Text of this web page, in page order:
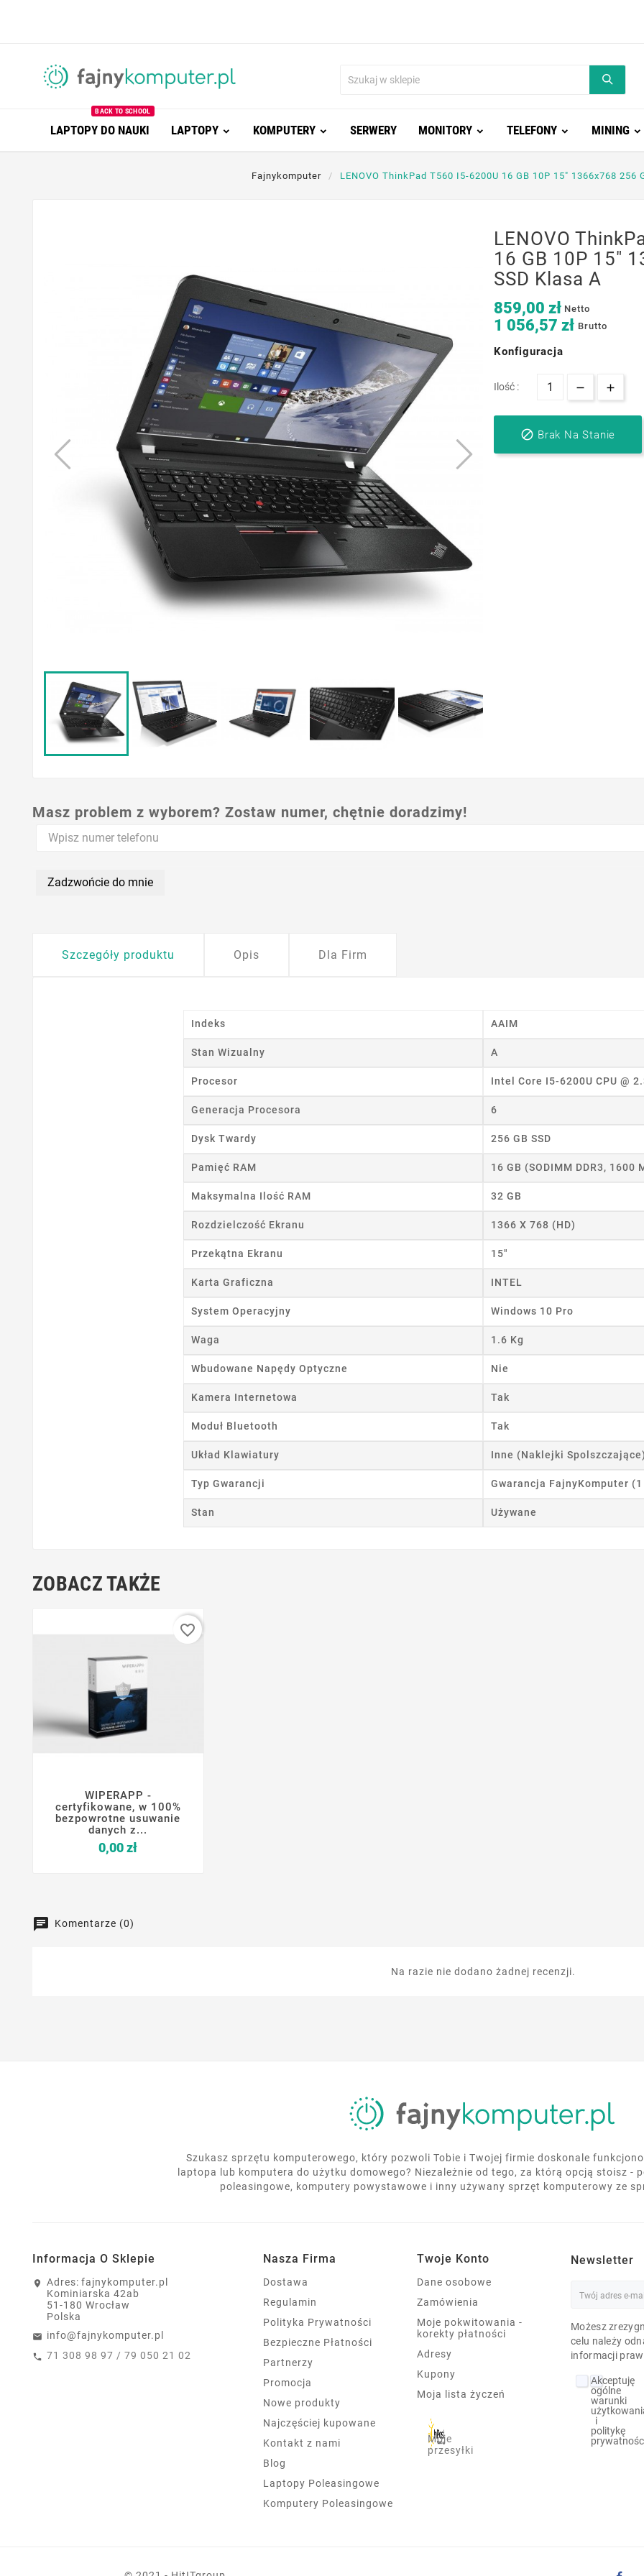
LAPTOPY DO NAUKI
BACK TO SCHOOL
LAPTOPY KOMPUTERY SERWERY MONITORY TELEFONY MINING
Fajnykomputer LENOVO ThinkPad T560 I5-6200U 16 GB 10P 15" 1366x768 256
LENOVO
16 GB 10P 15"
SSD Klasa A
859,00 zł Netto
1 056,57 zł Brutto
Konfiguracja
Ilość :
 Brak Na Stanie
Masz problem z wyborem? Zostaw numer, chętnie doradzimy!
Zadzwońcie do mnie
Szczegóły produktu Opis Dla Firm
Indeks AAIM
Stan Wizualny A
Procesor Intel Core I5-6200U CPU @
Generacja Procesora 6
Dysk Twardy 256 GB SSD
Pamięć RAM 16 GB (SODIMM DDR3, 1600
Maksymalna Ilość RAM 32 GB
Rozdzielczość Ekranu 1366 X 768 (HD)
Przekątna Ekranu 15"
Karta Graficzna INTEL
System Operacyjny Windows 10 Pro
Waga 1.6 Kg
Wbudowane Napędy Optyczne Nie
Kamera Internetowa Tak
Moduł Bluetooth Tak
Układ Klawiatury Inne (Naklejki
Typ Gwarancji Gwarancja FajnyKomputer (1
Stan Używane
ZOBACZ TAKŻE
   
WIPERAPP -
certyfikowane, w 100%
bezpowrotne usuwanie
danych z...
0,00 złCena
favorite_border
Komentarze (0)
Na razie nie dodano żadnej recenzji.
Szukasz sprzętu komputerowego, który pozwoli Tobie i Twojej firmie doskonale
laptopa lub komputera do użytku domowego? Niezależnie od tego, za którą opcją stoisz -
poleasingowe, komputery powystawowe i inny używany sprzęt komputerowy ze
Informacja O Sklepie
Adres: fajnykomputer.pl
Kominiarska 42ab
51-180 Wrocław
Polska
info@fajnykomputer.pl
71 308 98 97 / 79 050 21 02
Nasza Firma
Dostawa
Regulamin
Polityka Prywatności
Bezpieczne Płatności
Partnerzy
Promocja
Nowe produkty
Najczęściej kupowane
Kontakt z nami
Blog
Laptopy Poleasingowe
Komputery Poleasingowe
Twoje Konto
Dane osobowe
Zamówienia
Moje pokwitowania -
korekty płatności
Adresy
Kupony
Moja lista życzeń
Moje
przesyłki
Newsletter
Możesz
celu należy
informacji
Akceptuję
ogólne
warunki
i
politykę
Nazwa listy życzeń